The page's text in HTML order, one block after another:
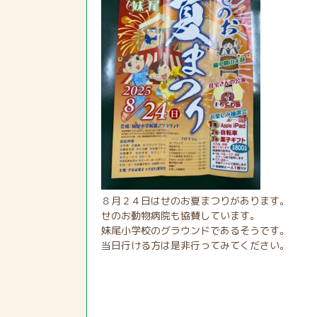
８月２４日はせのお夏まつりがあります。
せのお動物病院も協賛しています。
妹尾小学校のグラウンドであるそうです。
当日行ける方は是非行ってみてください。